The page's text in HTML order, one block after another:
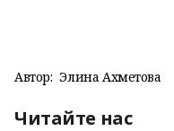
Автор: Элина Ахметова
Читайте нас